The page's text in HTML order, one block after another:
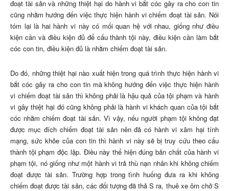
đoạt tài sản và những thiệt hại do hành vi bắt cóc gây ra cho con tin
cũng nhằm hướng đến việc thực hiện hành vi chiếm đoạt tài sản. Nói
tóm lại là hai hành vi này có mối quan hệ với nhau, giống như điều
kiện cần và điều kiện đủ để cấu thành tội này, điều kiện cần làm bắt
cóc con tin, điều kiện đủ là nhằm chiếm đoạt tài sản.
Do đó, những thiệt hại nào xuất hiện trong quá trình thực hiện hành vi
bắt cóc gây ra cho con tin mà không hướng đến việc thực hiện hành
vi chiếm đoạt tài sản thì không phải là hậu quả của tội phạm và hành
vi gây thiệt hại đó cũng không phải là hành vi khách quan của tội bắt
cóc nhằm chiếm đoạt tài sản. Vì vậy, nếu người phạm tội không đạt
được mục đích chiếm đoạt tài sản nên đã có hành vi xâm hại tính
mạng, sức khỏe của con tin thì hành vi này sẽ bị truy cứu theo cấu
thành tội phạm độc lập. Điều này thể hiện đúng bản chất của hành vi
phạm tội, nó giống như một hành vi trả thù nạn nhân khi không chiếm
đoạt được tài sản. Trường hợp trong tình huống đưa ra khi không
chiếm đoạt được tài sản, các đối tượng đã thả S ra, thuê xe ôm chở S